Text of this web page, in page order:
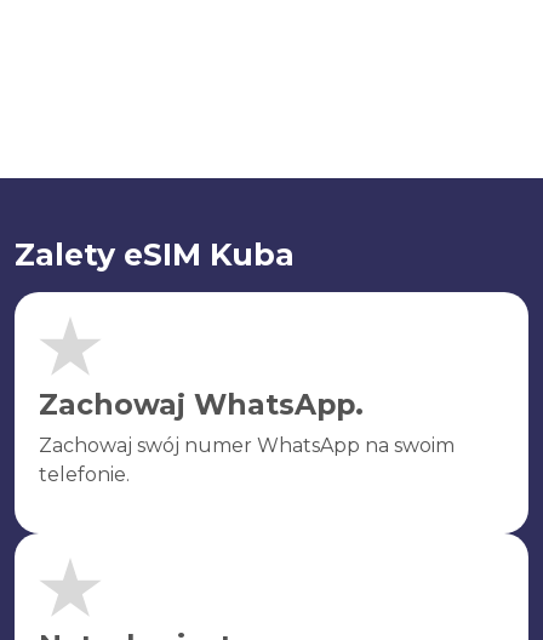
Zalety eSIM Kuba
Zachowaj WhatsApp.
Zachowaj swój numer WhatsApp na swoim
telefonie.